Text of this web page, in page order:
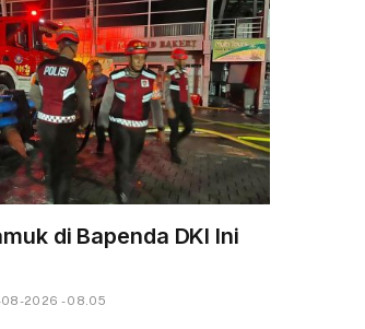
di Bapenda DKI Ini
2026 - 08.05